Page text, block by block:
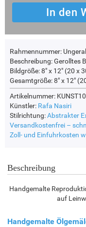
Rahmennummer:
Beschreibung:Gerolltes
Bildgröße:8" x 12" (20 x
Gesamtgröße:8" x 12"
Artikelnummer:
Künstler: Rafa Nasiri
Stilrichtung:Abstrakter
Versandkostenfrei –
Zoll- und Einfuhrkosten
Beschreibung
Handgemalte
auf
Handgemalte